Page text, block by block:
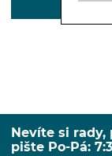
Nevíte si rady,
pište Po-Pá: